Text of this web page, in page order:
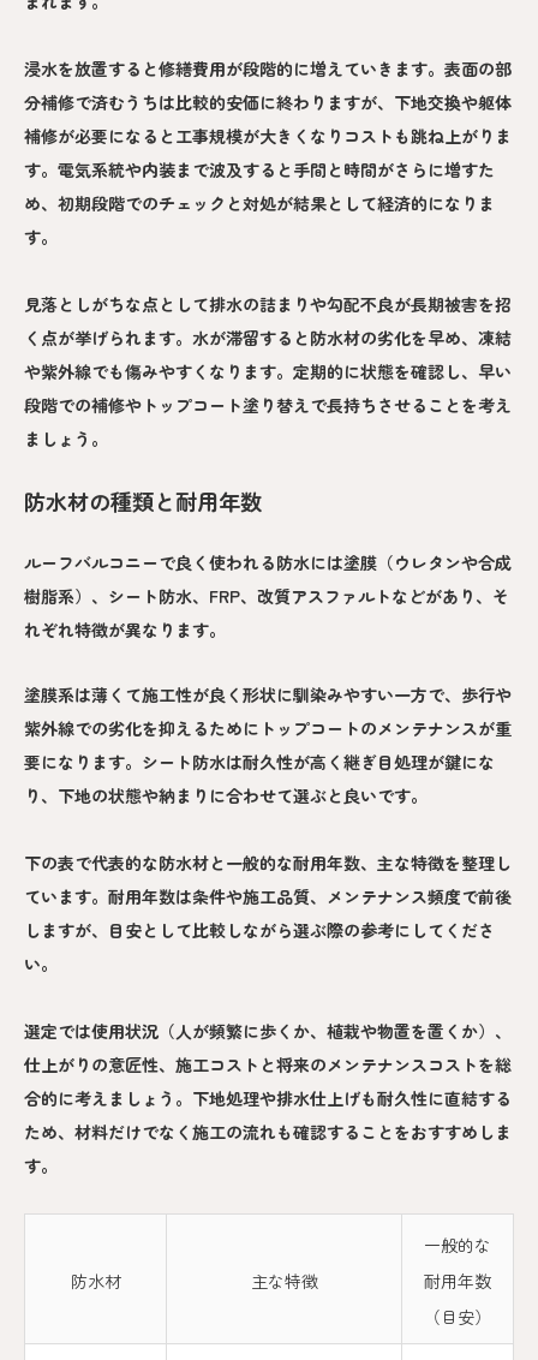
浸水を放置すると修繕費用が段階的に増えていきます。表面の部
分補修で済むうちは比較的安価に終わりますが、下地交換や躯体
補修が必要になると工事規模が大きくなりコストも跳ね上がりま
す。電気系統や内装まで波及すると手間と時間がさらに増すた
め、初期段階でのチェックと対処が結果として経済的になりま
す。
見落としがちな点として排水の詰まりや勾配不良が長期被害を招
く点が挙げられます。水が滞留すると防水材の劣化を早め、凍結
や紫外線でも傷みやすくなります。定期的に状態を確認し、早い
段階での補修やトップコート塗り替えで長持ちさせることを考え
ましょう。
防水材の種類と耐用年数
ルーフバルコニーで良く使われる防水には塗膜（ウレタンや合成
樹脂系）、シート防水、FRP、改質アスファルトなどがあり、そ
れぞれ特徴が異なります。
塗膜系は薄くて施工性が良く形状に馴染みやすい一方で、歩行や
紫外線での劣化を抑えるためにトップコートのメンテナンスが重
要になります。シート防水は耐久性が高く継ぎ目処理が鍵にな
り、下地の状態や納まりに合わせて選ぶと良いです。
下の表で代表的な防水材と一般的な耐用年数、主な特徴を整理し
ています。耐用年数は条件や施工品質、メンテナンス頻度で前後
しますが、目安として比較しながら選ぶ際の参考にしてくださ
い。
選定では使用状況（人が頻繁に歩くか、植栽や物置を置くか）、
仕上がりの意匠性、施工コストと将来のメンテナンスコストを総
合的に考えましょう。下地処理や排水仕上げも耐久性に直結する
ため、材料だけでなく施工の流れも確認することをおすすめしま
す。
防水材 主な特徴
一般的な
耐用年数
（目安）